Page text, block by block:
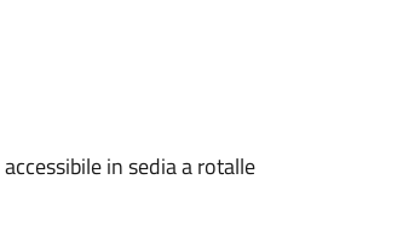
in sedia a rotalle